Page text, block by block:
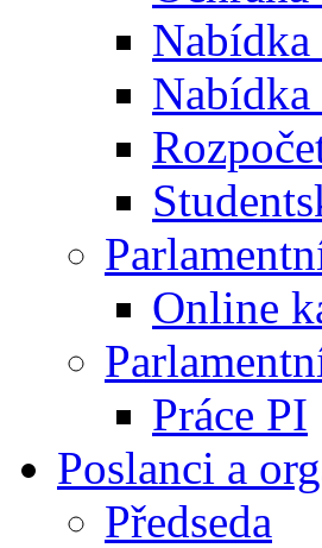
Nabídka
Nabídka
Online
Práce PI
Poslanci a
Předseda